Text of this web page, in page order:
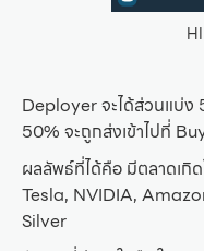
Deployer จะได้ส่วนแบ่
50% จะถูกส่งเข้าไปที่
ผลลัพธ์ที่ได้คือ มีตลาดเกิ
Tesla, NVIDIA,
Silver